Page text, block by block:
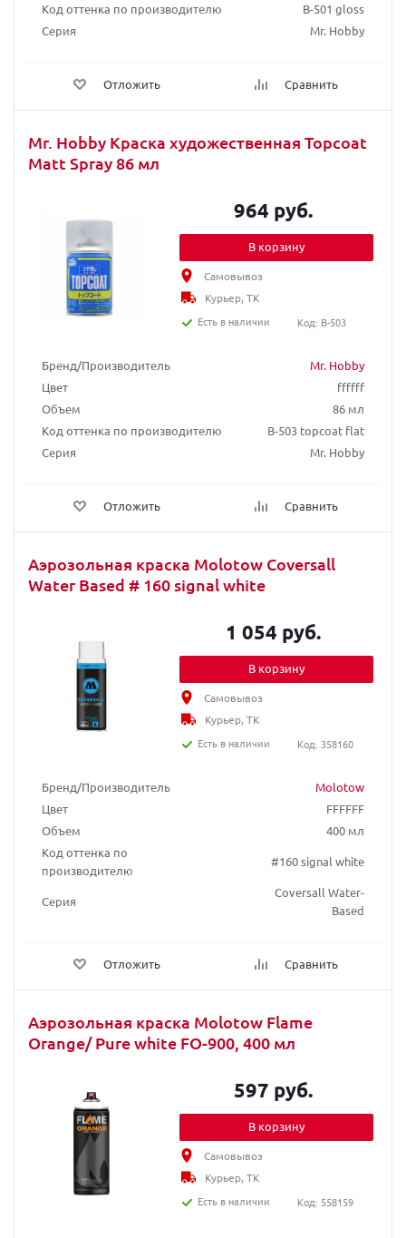
Код оттенка по производителю
B-501 gloss
Серия
Mr. Hobby
Отложить Сравнить
Mr. Hobby Краска художественная Topcoat
Matt Spray 86 мл
Бренд/Производитель
Mr. Hobby
Цвет
ffffff
Объем
86 мл
Код оттенка по производителю
B-503 topcoat flat
Серия
Mr. Hobby
Отложить Сравнить
964 руб.
В корзину
Самовывоз
Курьер, ТК
Есть в наличии
Код: B-503
Аэрозольная краска Molotow Coversall
Water Based # 160 signal white
Бренд/Производитель
Molotow
Цвет
FFFFFF
Объем
400 мл
Код оттенка по
производителю
#160 signal white
Серия
Coversall Water-
Based
Отложить Сравнить
1 054 руб.
В корзину
Самовывоз
Курьер, ТК
Есть в наличии
Код: 358160
Аэрозольная краска Molotow Flame
Orange/ Pure white FO-900, 400 мл
597 руб.
В корзину
Самовывоз
Курьер, ТК
Есть в наличии
Код: 558159